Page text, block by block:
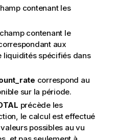
contenant les
contenant le
aux
liquidités spécifiés dans
correspond au
sur la période.
précède les
le calcul est effectué
possibles au vu